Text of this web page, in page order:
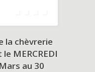
la chèvrerie
MERCREDI
au 30